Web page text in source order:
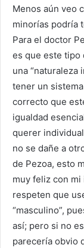
Menos aún veo
minorías podría
Para el doctor
es que este tipo
una “naturaleza
tener un
correcto que
igualdad
querer
no se dañe a
de Pezoa, esto
muy feliz con
respeten que
“masculino”,
así; pero si no
parecería obvio